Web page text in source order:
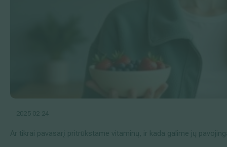
2025 02 24
Ar tikrai pavasarį pritrūkstame vitaminų, ir kada galime jų